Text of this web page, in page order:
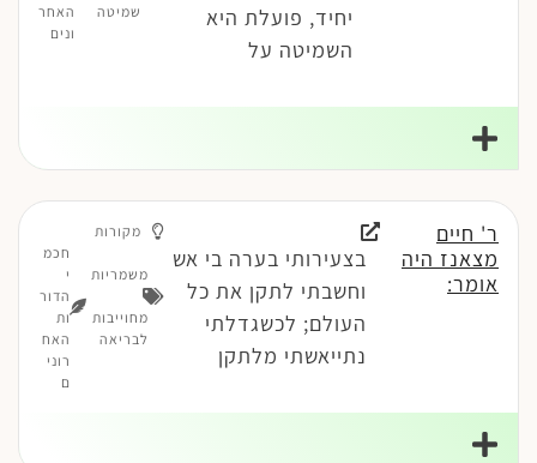
יחיד, פועלת היא
השמיטה על
שמיטה
האחר
ונים
ר' חיים
מצאנז היה
אומר:
בצעירותי בערה בי אש
וחשבתי לתקן את כל
העולם; לכשגדלתי
נתייאשתי מלתקן
מקורות
משמריות
-
מחוייבות
לבריאה
חכמ
י
הדור
ות
האח
רוני
ם